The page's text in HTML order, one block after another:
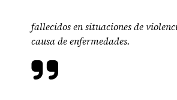
fallecidos en situaciones de
causa de enfermedades.